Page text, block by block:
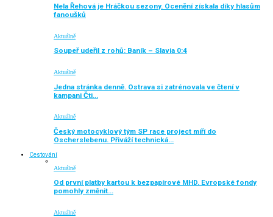
Nela Řehová je Hráčkou sezony. Ocenění získala díky hlasům
fanoušků
Aktuálně
Soupeř udeřil z rohů: Baník – Slavia 0:4
Aktuálně
Jedna stránka denně. Ostrava si zatrénovala ve čtení v
kampani Čti…
Aktuálně
Český motocyklový tým SP race project míří do
Oscherslebenu. Přiváží technická…
Cestování
Aktuálně
Od první platby kartou k bezpapírové MHD. Evropské fondy
pomohly změnit…
Aktuálně